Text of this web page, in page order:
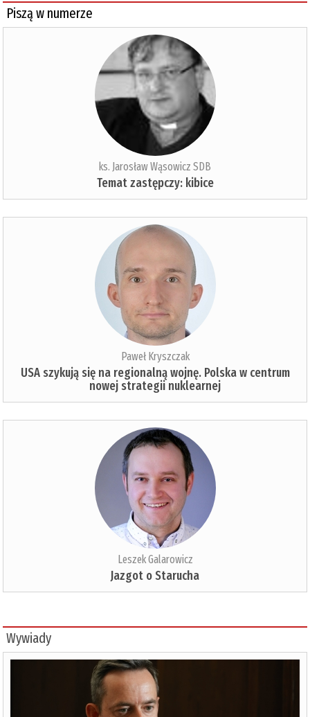
Piszą w numerze
ks. Jarosław Wąsowicz SDB
Temat zastępczy: kibice
Paweł Kryszczak
USA szykują się na regionalną wojnę. Polska w centrum
nowej strategii nuklearnej
Leszek Galarowicz
Jazgot o Starucha
Wywiady